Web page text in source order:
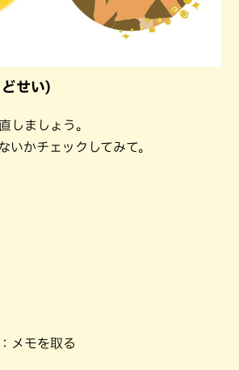
せい)
しましょう。
いかチェックしてみて。
メモを取る